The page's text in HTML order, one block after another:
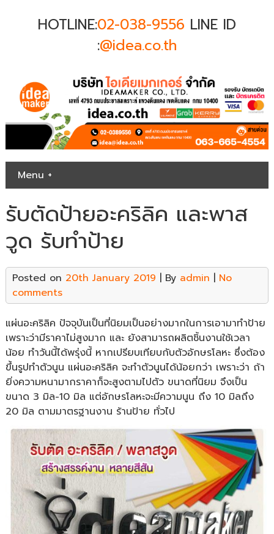
HOTLINE:02-038-9556 LINE ID
:@idea.co.th
Menu +
รับตัดป้ายอะคริลิค และพาส
วูด รับทำป้าย
Posted on 20th January 2019 | By admin | No
comments
แผ่นอะคริลิค ปัจจุบันเป็นที่นิยมเป็นอย่างมากในการเอามาทำป้าย
เพราะว่ามีราคาไม่สูงมาก และ ยังสามารถผลิตชิ้นงานใช้เวลา
น้อย ทำวันนี้ได้พรุ่งนี้ หากเปรียบเทียบกับตัวอักษรโลหะ ซึ่งต้อง
ขึ้นรูปทำตัวนูน แผ่นอะคริลิค จะทำตัวนูนได้น้อยกว่า เพราะว่า ถ้า
ยิ่งความหนามากราคาก็จะสูงตามไปตัว ขนาดที่นิยม จึงเป็น
ขนาด 3 มิล-10 มิล แต่อักษรโลหะจะมีความนูน ถึง 10 มิลถึง
20 มิล ตามมาตรฐานงาน ร้านป้าย ทั่วไป